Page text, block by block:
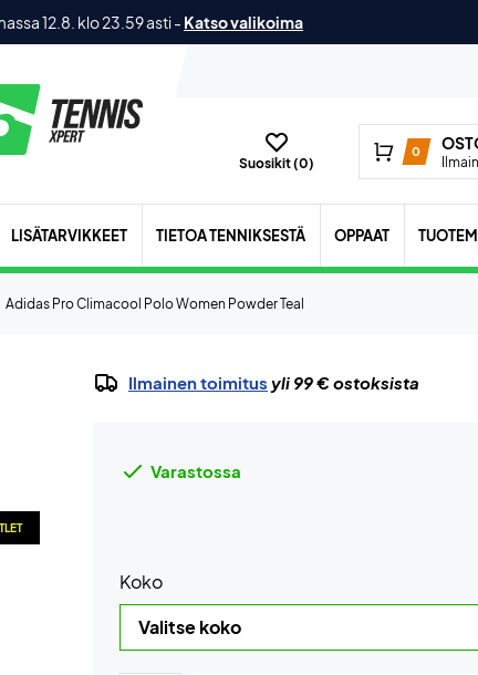
12.8. klo 23.59 asti- Katso valikoima
Suosikit (0)
0
LISÄTARVIKKEET TIETOA TENNIKSESTÄ OPPAAT
Adidas Pro Climacool Polo Women Powder Teal
Ilmainen toimitus yli 99 € ostoksista
Varastossa
Koko